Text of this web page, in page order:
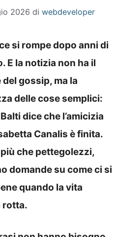
2026 di webdeveloper
si rompe dopo anni di
E la notizia non ha il
gossip, ma la
delle cose semplici:
dice che l’amicizia
Canalis è finita.
più che pettegolezzi,
domande su come ci si
quando la vita
rotta.